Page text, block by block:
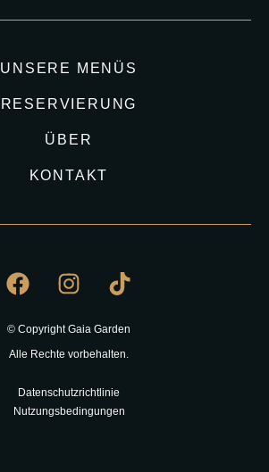
UNSERE MENÜS
RESERVIERUNG
ÜBER
KONTAKT
© Copyright Gaia Garden
Alle Rechte vorbehalten.
Datenschutzrichtlinie
Nutzungsbedingungen